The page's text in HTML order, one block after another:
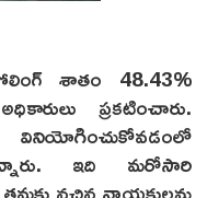
శాతం 48.43%
ప్రకటించారు.
ఇది మరోసారి